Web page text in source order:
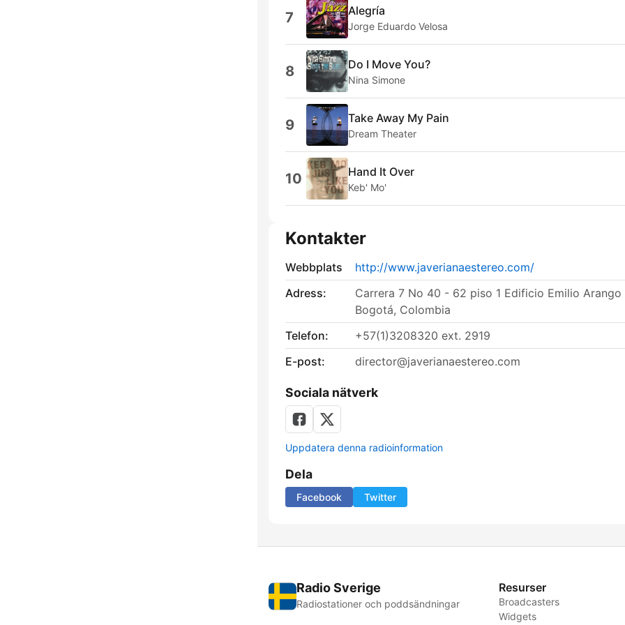
7 Alegría
Jorge Eduardo Velosa
8 Do I Move You?
Nina Simone
9 Take Away My Pain
Dream Theater
10 Hand It Over
Keb' Mo'
Kontakter
Webbplats
http://www.javerianaestereo.com/
Adress:
Carrera 7 No 40 - 62 piso 1 Edificio Emilio Arango
Bogotá, Colombia
Telefon:
+57(1)3208320 ext. 2919
E-post:
director@javerianaestereo.com
Sociala nätverk
Uppdatera denna radioinformation
Dela
Facebook Twitter
Radio Sverige
Radiostationer och poddsändningar
Resurser
Broadcasters
Widgets